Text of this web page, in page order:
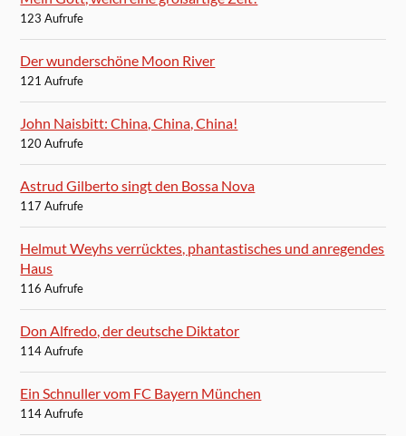
123 Aufrufe
Der wunderschöne Moon River
121 Aufrufe
John Naisbitt: China, China, China!
120 Aufrufe
Astrud Gilberto singt den Bossa Nova
117 Aufrufe
Helmut Weyhs verrücktes, phantastisches und anregendes
Haus
116 Aufrufe
Don Alfredo, der deutsche Diktator
114 Aufrufe
Ein Schnuller vom FC Bayern München
114 Aufrufe